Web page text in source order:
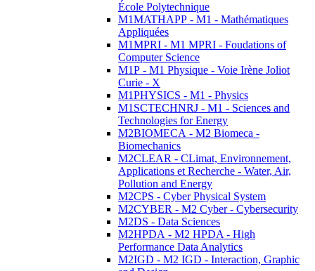
École Polytechnique
M1MATHAPP - M1 - Mathématiques
Appliquées
M1MPRI - M1 MPRI - Foudations of
Computer Science
M1P - M1 Physique - Voie Irène Joliot
Curie - X
M1PHYSICS - M1 - Physics
M1SCTECHNRJ - M1 - Sciences and
Technologies for Energy
M2BIOMECA - M2 Biomeca -
Biomechanics
M2CLEAR - CLimat, Environnement,
Applications et Recherche - Water, Air,
Pollution and Energy
M2CPS - Cyber Physical System
M2CYBER - M2 Cyber - Cybersecurity
M2DS - Data Sciences
M2HPDA - M2 HPDA - High
Performance Data Analytics
M2IGD - M2 IGD - Interaction, Graphic